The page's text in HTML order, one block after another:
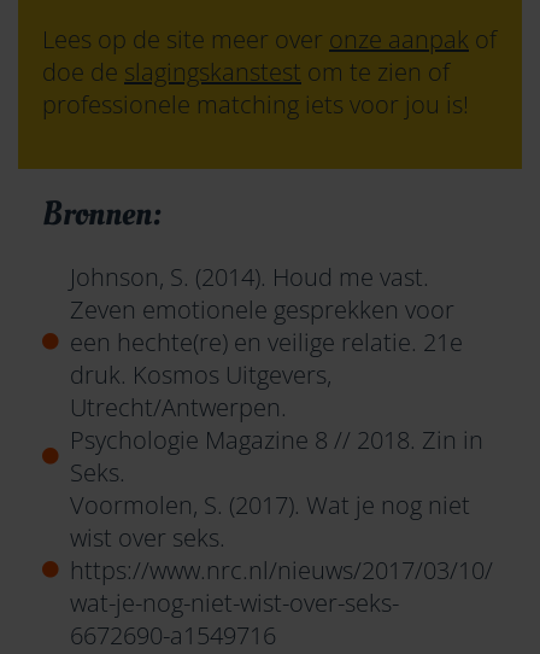
Lees op de site meer over onze aanpak of
doe de slagingskanstest om te zien of
professionele matching iets voor jou is!
Bronnen:
Johnson, S. (2014). Houd me vast.
Zeven emotionele gesprekken voor
een hechte(re) en veilige relatie. 21e
druk. Kosmos Uitgevers,
Utrecht/Antwerpen.
Psychologie Magazine 8 // 2018. Zin in
Seks.
Voormolen, S. (2017). Wat je nog niet
wist over seks.
https://www.nrc.nl/nieuws/2017/03/10/
wat-je-nog-niet-wist-over-seks-
6672690-a1549716